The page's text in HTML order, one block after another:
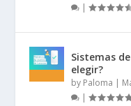
|
Sistemas
elegir?
by Paloma |
|